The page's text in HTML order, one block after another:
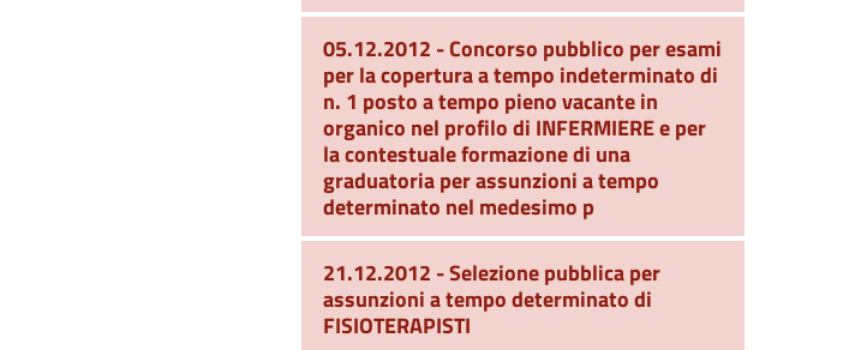
05.12.2012 - Concorso pubblico per esami
per la copertura a tempo indeterminato di
n. 1 posto a tempo pieno vacante in
organico nel profilo di INFERMIERE e per
la contestuale formazione di una
graduatoria per assunzioni a tempo
determinato nel medesimo p
21.12.2012 - Selezione pubblica per
assunzioni a tempo determinato di
FISIOTERAPISTI